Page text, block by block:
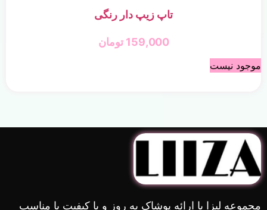
تاپ زیپ دار رنگی
159,000 تومان
موجود نیست
مجموعه لیزا با ارائه پوشاک به روز و با کیفیت با مناسب